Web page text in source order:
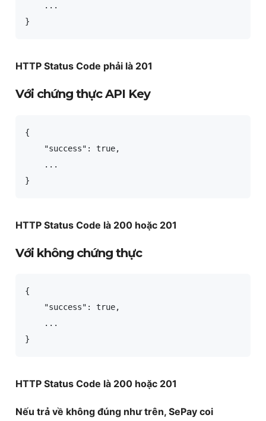
    ...
}
HTTP Status Code phải là 201
Với chứng thực API Key
{
    "success": true,
    ...
}
HTTP Status Code là 200 hoặc 201
Với không chứng thực
{
    "success": true,
    ...
}
HTTP Status Code là 200 hoặc 201
Nếu trả về không đúng như trên, SePay coi